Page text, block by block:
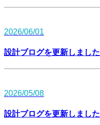
2026/06/01
設計ブログを更新しました
2026/05/08
設計ブログを更新しました